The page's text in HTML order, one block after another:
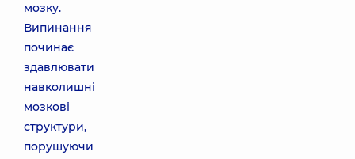
мозку.
Випинання
починає
здавлювати
навколишні
мозкові
структури,
порушуючи